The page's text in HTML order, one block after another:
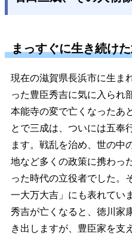
まっすぐに生き続け
現在の滋賀県長浜市に生ま
った豊臣秀吉に気に入られ
本能寺の変で亡くなったあ
とで三成は、ついには五奉
ます。戦乱を治め、世の中
地など多くの政策に携わっ
った時代の立役者でした。
一大万大吉」にも表れてい
秀吉が亡くなると、徳川家
き出しますが、豊臣家を支